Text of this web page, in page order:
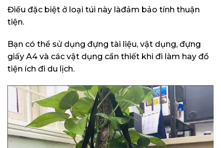
Điều đặc biệt ở loại túi này làđảm bảo tính thuận
tiện.
Bạn có thể sử dụng đựng tài liệu, vật dụng, đựng
giấy A4 và các vật dụng cần thiết khi đi làm hay đồ
tiện ích đi du lịch.